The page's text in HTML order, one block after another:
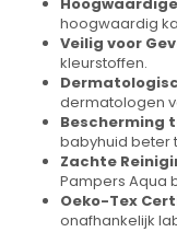
hoogwaardig
Veilig voor
kleurstoffen.
dermatologen
Bescherming
babyhuid beter
Zachte
Pampers Aqua
Oeko-Tex
onafhankelijk